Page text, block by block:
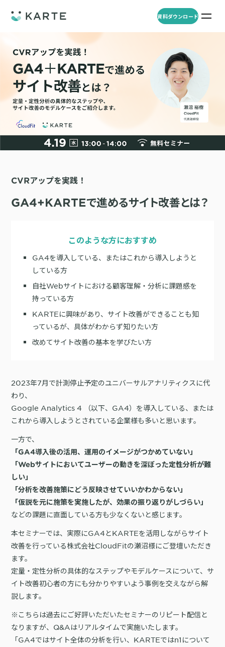
資料ダウンロード
プロダクト
プロダクト
KARTE Web
顧客理解をもとに適切なWeb接客を実施し、事業成長を実現
KARTE for App
ンゲージメント向上
メールやLINE、プッシュ通知など、顧客のシーンに合わせた1to1コ
LPOやA/Bテストによって、誰でも直感的にサイトの改善を実現
化を実現
KARTE Datahub
社内外のデータを統合・活用できる、 アクショナブルなデータ基盤
KARTE Offers
良質な顧客体験とメディア収益を両立するコマースメディア構築・
機能
Core
リアルタイムユーザー解析
バッチ解析
KARTE AI
Insight
施策分析
セッションリプレイ
リアルタイムフィードバック
Action
クリエイティブ作成
シナリオテンプレート
MA（マーケティングオートメー
ション）
マルチチャネル配信
Web × 電話連携
ボイスボット
VoC活用
サイト管理・改善
LPO
広告配信最適化
広告ダッシュボード
広告媒体へデータ連携
PaaS
事例
導入企業・業界
ECサイト
金融・保険・Fintech
不動産・住宅販売
活用インタビュー 一覧を見る
「うちの子に合う学びはどれ？」に応えるために。「進研ゼミ」のベネッ
「どうせ使いこなせない」からの脱却。丸井がKARTEで築いたリピート
顧客比率二桁増と自走文化
ニケーションを実現する基盤作りの裏側
施策事例 一覧を見る
セミナー
AI時代の生活文脈におけるCX/UXデザイン
KARTEデータ活用のためのAI分析入門
本セミナーでは、KARTEに蓄積されたデータを起点に、AIを活用した分
析の始め方を実践的に解説します。 マーケター自身で分析からアクショ
ンまでを自走するための「基本的な考え方」と、BIプロダクト
詳細を見る
【2025年版】顧客データ活用最新事例
KARTEプロダクト概要 資料
KARTEの機能やお客様の声、活用事例を紹介しています。Webサイト/
です。
ダウンロードする
リソース
ブログ
サポート・カスタマーサクセス
認定資格制度
サポートサイト
よくある質問
運用支援
パートナープログラム
プロフェッショナルサービス「PLAID ALPHA」
スペック
セキュリティ
KARTE SLA
GDPR
資料ダウンロード お問い合わせ
CVRアップを実践！
GA4+KARTEで進めるサイト改善とは？
このような方におすすめ
GA4を導入している、またはこれから導入しようと
している方
自社Webサイトにおける顧客理解・分析に課題感を
持っている方
KARTEに興味があり、サイト改善ができることも知
っているが、具体がわからず知りたい方
改めてサイト改善の基本を学びたい方
2023年7月で計測停止予定のユニバーサルアナリティクスに代
わり、
Google Analytics 4 （以下、GA4）を導入している、または
これから導入しようとされている企業様も多いと思います。
「GA4導入後の活用、運用のイメージがつかめていない」
「Webサイトにおいてユーザーの動きを深ぼった定性分析が難
しい」
「分析を改善施策にどう反映させていいかわからない」
「仮説を元に施策を実施したが、効果の振り返りがしづらい」
などの課題に直面している方も少なくないと感じます。
本セミナーでは、実際にGA4とKARTEを活用しながらサイト
改善を行っている株式会社CloudFitの瀬沼様にご登壇いただき
ます。
定量・定性分析の具体的なステップやモデルケースについて、サ
イト改善初心者の方にも分かりやすいよう事例を交えながら解
説します。
※こちらは過去にご好評いただいたセミナーのリピート配信と
なりますが、Q&Aはリアルタイムで実施いたします。
「GA4ではサイト全体の分析を行い、KARTEではn1について